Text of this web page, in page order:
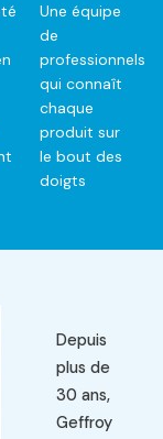
Une équipe
de
professionnels
qui connaît
chaque
produit sur
le bout des
doigts
Depuis
plus de
30 ans,
Geffroy